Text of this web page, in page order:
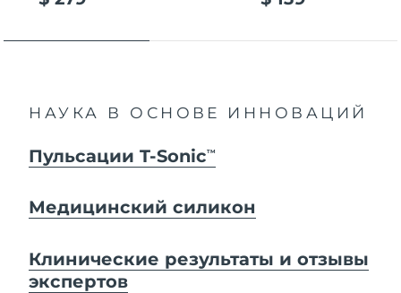
НАУКА В ОСНОВЕ ИННОВАЦИЙ
Пульсации T-SonicTM
Медицинский силикон
Клинические результаты и отзывы
экспертов